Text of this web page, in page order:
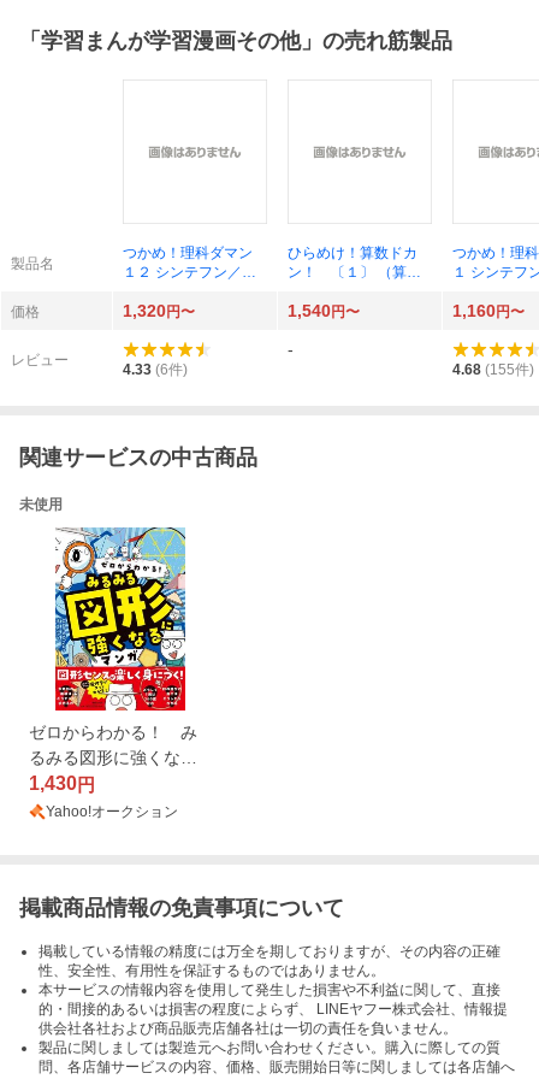
「 学習まんが学習漫画その他」の売れ筋製品
製品名
つかめ！理科ダマン
１２ シンテフン／
が 呉華順／訳
ひらめけ！算数ドカ
ン！ 〔１〕 （算数
シリーズ） リュギウ
ル／作 ムンジョンフ
つかめ！理
１ シンテ
呉華順／訳
価格 1,320円〜 1,540円〜 1,160円〜
レビュー
4.33 (6件)
-
4.68 (155件)
関連サービスの中古商品
未使用
ゼロからわかる！ み
るみる図形に強くなる
マンガ
1,430円
Yahoo!オークション
掲載商品情報の免責事項について
掲載している情報の精度には万全を期しておりますが、その内容の正確
性、安全性、有用性を保証するものではありません。
本サービスの情報内容を使用して発生した損害や不利益に関して、直接
的・間接的あるいは損害の程度によらず、 LINEヤフー株式会社、情報提
供会社各社および商品販売店舗各社は一切の責任を負いません。
製品に関しましては製造元へお問い合わせください。購入に際しての質
問、各店舗サービスの内容、価格、販売開始日等に関しましては各店舗へ